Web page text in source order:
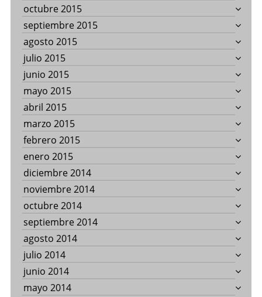
octubre 2015
septiembre 2015
agosto 2015
julio 2015
junio 2015
mayo 2015
abril 2015
marzo 2015
febrero 2015
enero 2015
diciembre 2014
noviembre 2014
octubre 2014
septiembre 2014
agosto 2014
julio 2014
junio 2014
mayo 2014